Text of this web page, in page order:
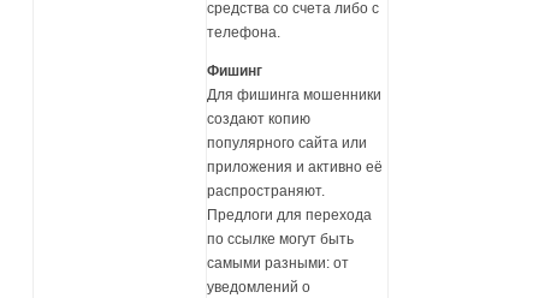
средства со счета либо с
телефона.
Фишинг
Для фишинга мошенники
создают копию
популярного сайта или
приложения и активно её
распространяют.
Предлоги для перехода
по ссылке могут быть
самыми разными: от
уведомлений о